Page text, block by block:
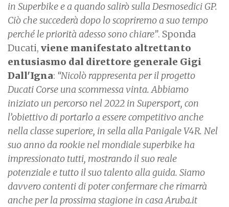
in Superbike e a quando salirò sulla Desmosedici GP.
Ciò che succederà dopo lo scopriremo a suo tempo
perché le priorità adesso sono chiare”. Sponda
Ducati, viene manifestato altrettanto
entusiasmo dal direttore generale Gigi
Dall'Igna: “Nicolò rappresenta per il progetto
Ducati Corse una scommessa vinta. Abbiamo
iniziato un percorso nel 2022 in Supersport, con
l’obiettivo di portarlo a essere competitivo anche
nella classe superiore, in sella alla Panigale V4R. Nel
suo anno da rookie nel mondiale superbike ha
impressionato tutti, mostrando il suo reale
potenziale e tutto il suo talento alla guida. Siamo
davvero contenti di poter confermare che rimarrà
anche per la prossima stagione in casa Aruba.it